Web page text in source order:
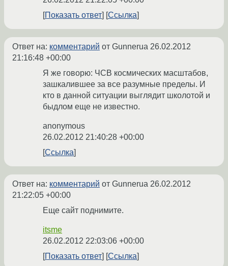
Показать ответ
Ссылка
Ответ на: комментарий от Gunnerua 26.02.2012
21:16:48 +00:00
Я же говорю: ЧСВ космических масштабов,
зашкалившее за все разумные пределы. И
кто в данной ситуации выглядит школотой и
быдлом еще не известно.
anonymous
26.02.2012 21:40:28 +00:00
Ссылка
Ответ на: комментарий от Gunnerua 26.02.2012
21:22:05 +00:00
Еще сайт поднимите.
itsme
26.02.2012 22:03:06 +00:00
Показать ответ
Ссылка